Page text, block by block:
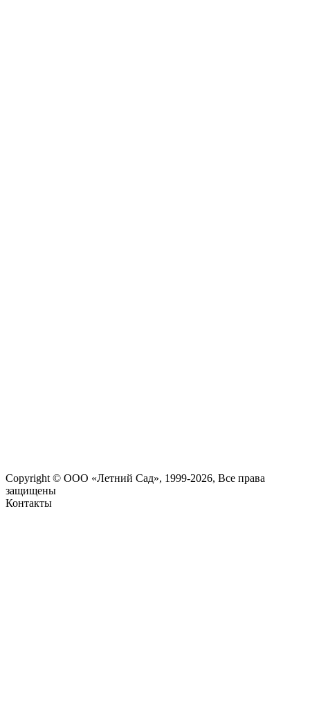
Copyright © ООО «Летний Сад», 1999-2026, Все права
защищены
Контакты